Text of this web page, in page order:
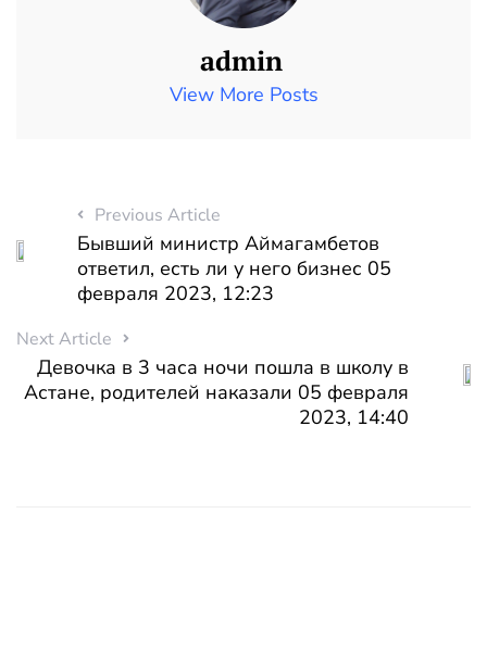
admin
View More Posts
Previous Article
Бывший министр Аймагамбетов
ответил, есть ли у него бизнес 05
февраля 2023, 12:23
Next Article
Девочка в 3 часа ночи пошла в школу в
Астане, родителей наказали 05 февраля
2023, 14:40